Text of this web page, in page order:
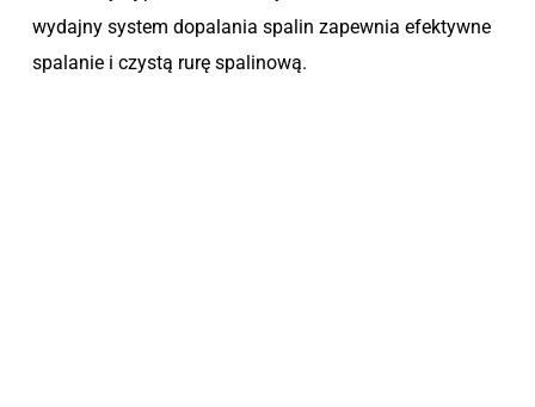
wydajny system dopalania spalin zapewnia efektywne
spalanie i czystą rurę spalinową.